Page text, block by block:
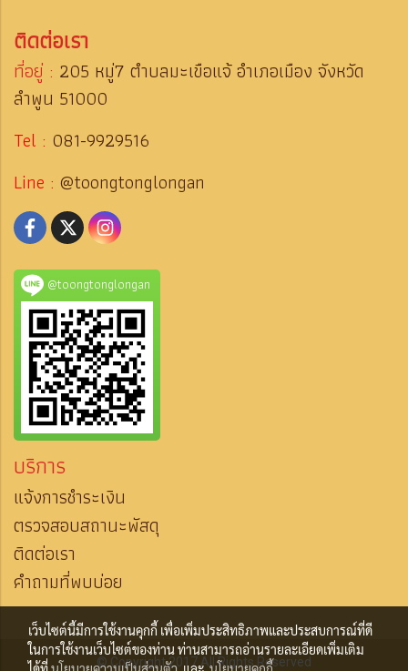
ติดต่อเรา
ที่อยู่ : 205 หมู่7 ตำบลมะเขือแจ้ อำเภอเมือง จังหวัด
ลำพูน 51000
Tel : 081-9929516
Line : @toongtonglongan
@toongtonglongan
บริการ
แจ้งการชำระเงิน
ตรวจสอบสถานะพัสดุ
ติดต่อเรา
คำถามที่พบบ่อย
© Copyright 2017 All Rights Reserved
เว็บไซต์นี้มีการใช้งานคุกกี้ เพื่อเพิ่มประสิทธิภาพและประสบการณ์ที่ดี
ในการใช้งานเว็บไซต์ของท่าน ท่านสามารถอ่านรายละเอียดเพิ่มเติม